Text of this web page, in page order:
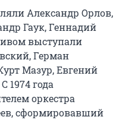
Александр Орлов,
Гаук, Геннадий
выступали
Герман
Мазур, Евгений
1974 года
оркестра
сформировавший